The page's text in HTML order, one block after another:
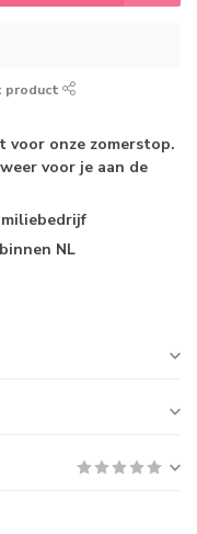
product
voor onze zomerstop.
voor je aan de
NL